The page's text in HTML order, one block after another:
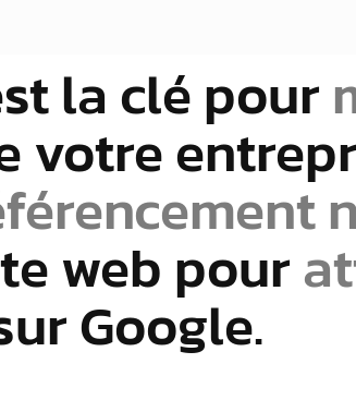
la clé pour
votre
web pour
Google.